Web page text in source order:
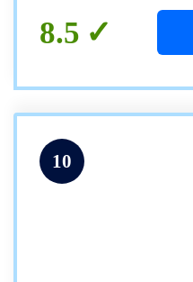
8.5
10